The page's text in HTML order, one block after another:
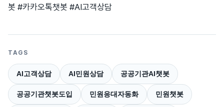
봇 #카카오톡챗봇 #AI고객상담
TAGS
AI고객상담 AI민원상담 공공기관AI챗봇
공공기관챗봇도입 민원응대자동화 민원챗봇